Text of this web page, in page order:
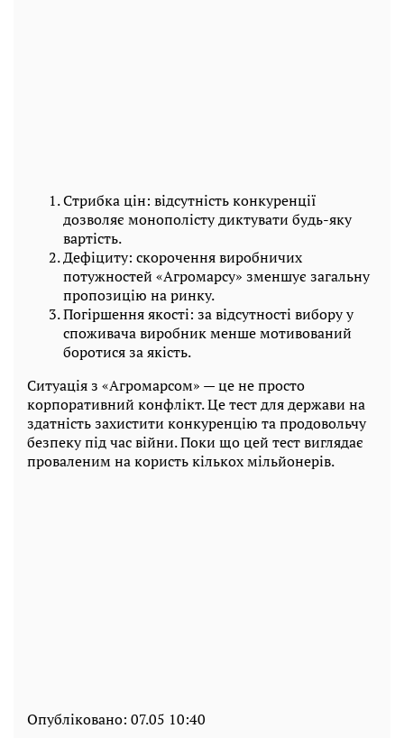
Стрибка цін: відсутність конкуренції
дозволяє монополісту диктувати будь-яку
вартість.
Дефіциту: скорочення виробничих
потужностей «Агромарсу» зменшує загальну
пропозицію на ринку.
Погіршення якості: за відсутності вибору у
споживача виробник менше мотивований
боротися за якість.
Ситуація з «Агромарсом» — це не просто
корпоративний конфлікт. Це тест для держави на
здатність захистити конкуренцію та продовольчу
безпеку під час війни. Поки що цей тест виглядає
проваленим на користь кількох мільйонерів.
Опубліковано: 07.05 10:40